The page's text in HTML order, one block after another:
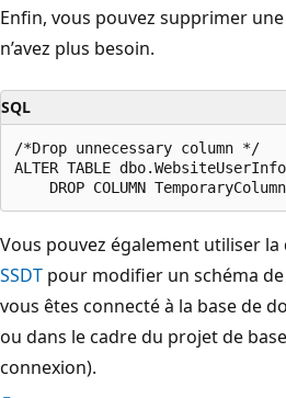
Enfin, vous pouvez supprimer
n’avez plus besoin.
SQL
/*Drop unnecessary column */
ALTER TABLE dbo.WebsiteUserInfo
Vous pouvez également utiliser
SSDT pour modifier un schéma
vous êtes connecté à la base de
ou dans le cadre du projet de
connexion).